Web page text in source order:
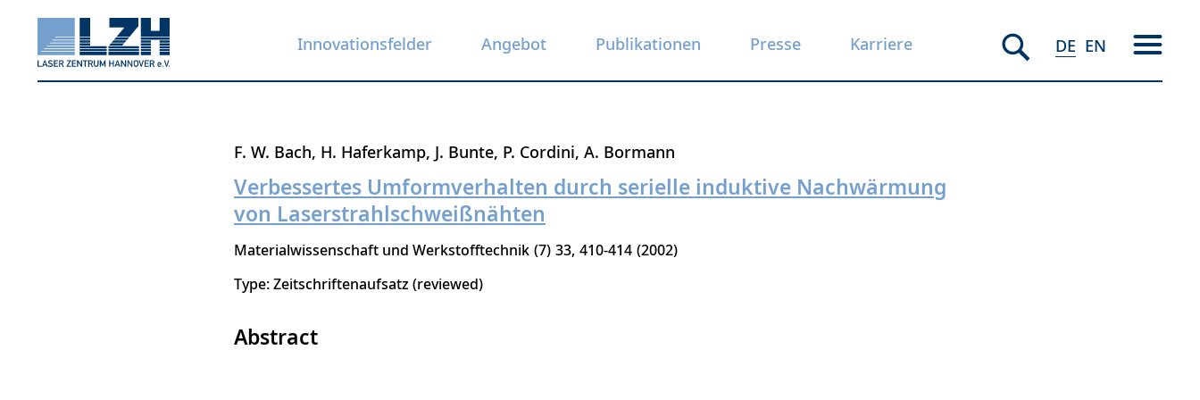
Innovationsfelder Angebot Publikationen Presse Karriere DE EN
F. W. Bach H. Haferkamp J. Bunte P. Cordini A. Bormann
Verbessertes Umformverhalten durch serielle induktive Nachwärmung
von Laserstrahlschweißnähten
Materialwissenschaft und Werkstofftechnik 7 33 410-414 2002
Type: Zeitschriftenaufsatz (reviewed)
Abstract